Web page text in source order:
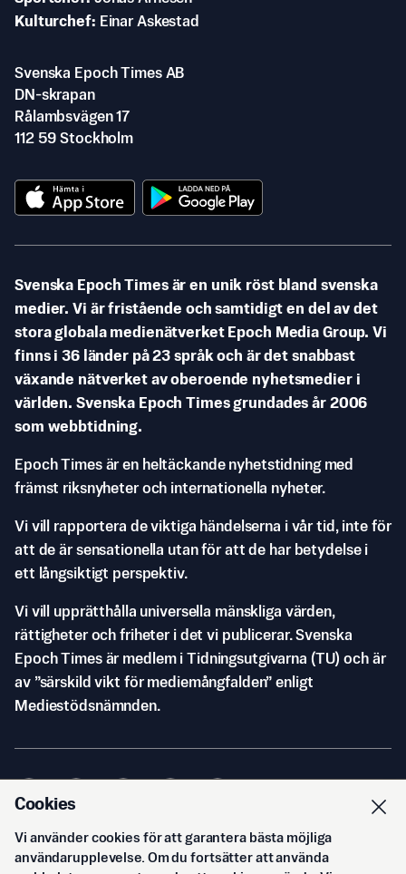
Kulturchef
Einar Askestad
Svenska Epoch Times AB
DN-skrapan
Rålambsvägen 17
112 59 Stockholm
Svenska Epoch Times är en unik röst bland svenska
medier. Vi är fristående och samtidigt en del av det
stora globala medienätverket Epoch Media Group. Vi
finns i 36 länder på 23 språk och är det snabbast
växande nätverket av oberoende nyhetsmedier i
världen. Svenska Epoch Times grundades år 2006
som webbtidning.
Epoch Times är en heltäckande nyhetstidning med
främst riksnyheter och internationella nyheter.
Vi vill rapportera de viktiga händelserna i vår tid, inte för
att de är sensationella utan för att de har betydelse i
ett långsiktigt perspektiv.
Vi vill upprätthålla universella mänskliga värden,
rättigheter och friheter i det vi publicerar. Svenska
Epoch Times är medlem i Tidningsutgivarna (TU) och är
av ”särskild vikt för mediemångfalden” enligt
Mediestödsnämnden.
© Svenska Epoch Times AB2026
Cookies
Vi använder cookies för att garantera bästa möjliga
användarupplevelse. Om du fortsätter att använda